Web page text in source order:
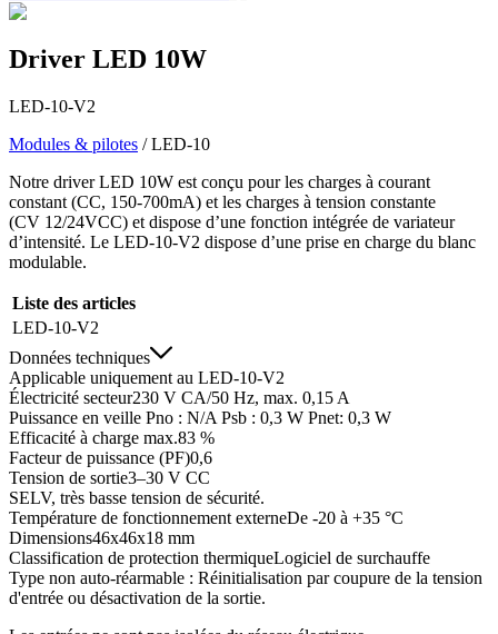
Driver LED 10W
LED-10-V2
Modules & pilotes /LED-10
Notre driver LED 10W est conçu pour les charges à courant
constant (CC, 150-700mA) et les charges à tension constante
(CV 12/24VCC) et dispose d’une fonction intégrée de variateur
d’intensité. Le LED-10-V2 dispose d’une prise en charge du blanc
modulable.
Liste des articles
LED-10-V2
Données techniques
Applicable uniquement au LED-10-V2
Électricité secteur230 V CA/50 Hz, max. 0,15 A
Puissance en veille Pno : N/A Psb : 0,3 W Pnet: 0,3 W
Efficacité à charge max.83 %
Facteur de puissance (PF)0,6
Tension de sortie3–30 V CC
SELV, très basse tension de sécurité.
Température de fonctionnement externeDe -20 à +35 °C
Dimensions46x46x18 mm
Classification de protection thermiqueLogiciel de surchauffe
Type non auto-réarmable : Réinitialisation par coupure de la tension
d'entrée ou désactivation de la sortie.